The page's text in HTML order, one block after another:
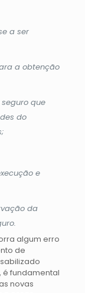
a ser
a obtenção
que
do
e
da
algum erro
de
é fundamental
novas